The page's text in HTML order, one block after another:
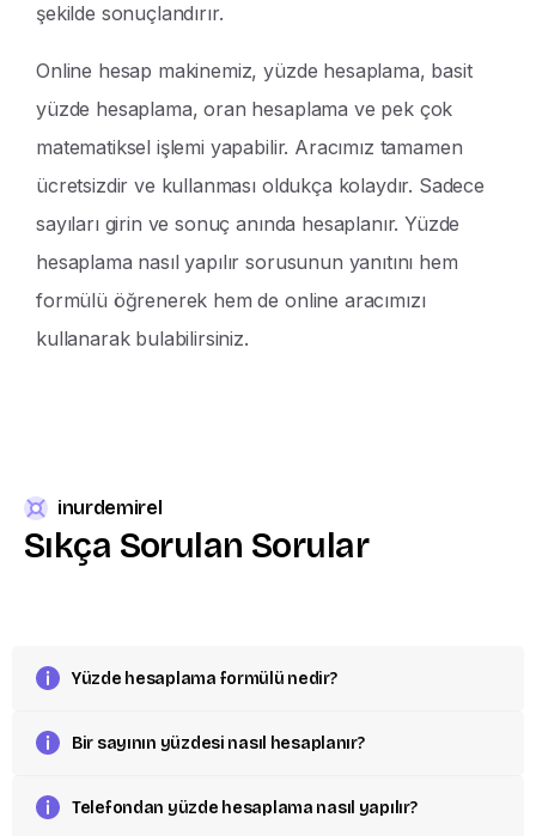
şekilde sonuçlandırır.
Online hesap makinemiz, yüzde hesaplama, basit
yüzde hesaplama, oran hesaplama ve pek çok
matematiksel işlemi yapabilir. Aracımız tamamen
ücretsizdir ve kullanması oldukça kolaydır. Sadece
sayıları girin ve sonuç anında hesaplanır. Yüzde
hesaplama nasıl yapılır sorusunun yanıtını hem
formülü öğrenerek hem de online aracımızı
kullanarak bulabilirsiniz.
inurdemirel
Sıkça Sorulan Sorular
Yüzde hesaplama formülü nedir?
Bir sayının yüzdesi nasıl hesaplanır?
Telefondan yüzde hesaplama nasıl yapılır?